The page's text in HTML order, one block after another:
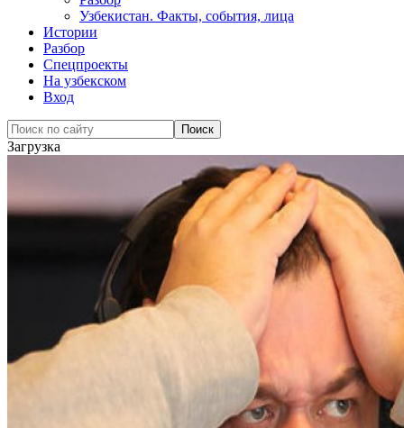
Узбекистан. Факты, события, лица
Истории
Разбор
Спецпроекты
На узбекском
Вход
Загрузка